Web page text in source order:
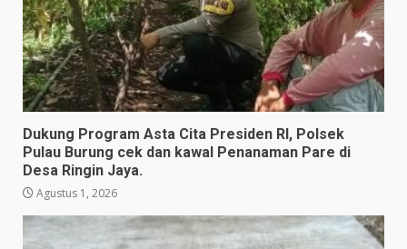
Dukung Program Asta Cita Presiden RI, Polsek
Pulau Burung cek dan kawal Penanaman Pare di
Desa Ringin Jaya.
Agustus 1, 2026